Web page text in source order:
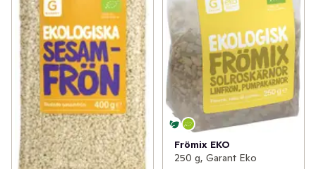
Frömix EKO
250 g, Garant Eko